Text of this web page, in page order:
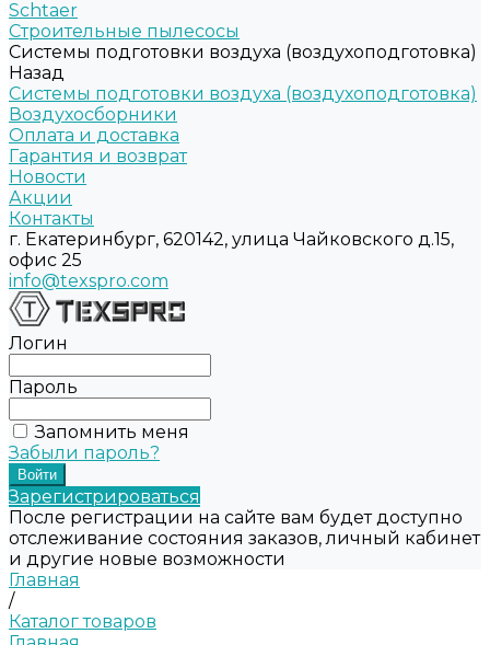
Schtaer
Строительные пылесосы
Системы подготовки воздуха (воздухоподготовка)
Назад
Системы подготовки воздуха (воздухоподготовка)
Воздухосборники
Оплата и доставка
Гарантия и возврат
Новости
Акции
Контакты
г. Екатеринбург, 620142, улица Чайковского д.15,
офис 25
info@texspro.com
Логин
Пароль
Запомнить меня
Забыли пароль?
Зарегистрироваться
После регистрации на сайте вам будет доступно
отслеживание состояния заказов, личный кабинет
и другие новые возможности
Главная
/
Каталог товаров